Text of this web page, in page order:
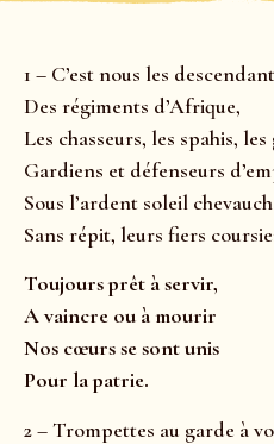
1 – C’est nous les
Des régiments d’Afrique,
Les chasseurs, les spahis,
Gardiens et défenseurs
Sous l’ardent soleil
Sans répit, leurs fiers
Toujours prêt à servir,
A vaincre ou à mourir
Nos cœurs se sont unis
Pour la patrie.
2 – Trompettes au garde à